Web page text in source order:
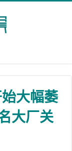
大幅萎
大厂关